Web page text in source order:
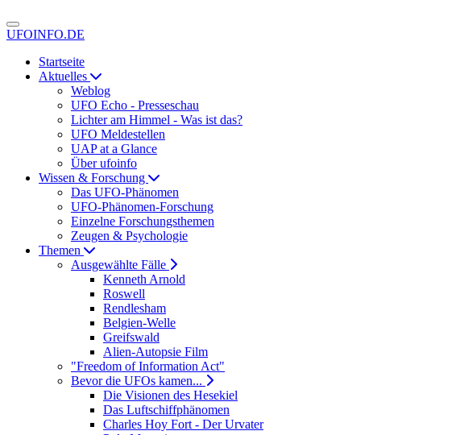
UFOINFO.DE
Startseite
Aktuelles
Weblog
UFO Echo - Presseschau
Lichter am Himmel - Was ist das?
UFO Meldestellen
UAP at a Glance
Über ufoinfo
Wissen & Forschung
Das UFO-Phänomen
UFO-Phänomen-Forschung
Einzelne Forschungsthemen
Zeugen & Psychologie
Themen
Ausgewählte Fälle
Kenneth Arnold
Roswell
Rendlesham
Belgien-Welle
Greifswald
Alien-Autopsie Film
"Freedom of Information Act"
Bevor die UFOs kamen...
Die Visionen des Hesekiel
Das Luftschiffphänomen
Charles Hoy Fort - Der Urvater